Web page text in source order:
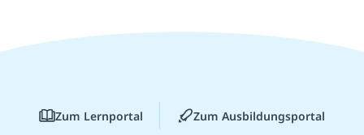
Zum Lernportal Zum Ausbildungsportal